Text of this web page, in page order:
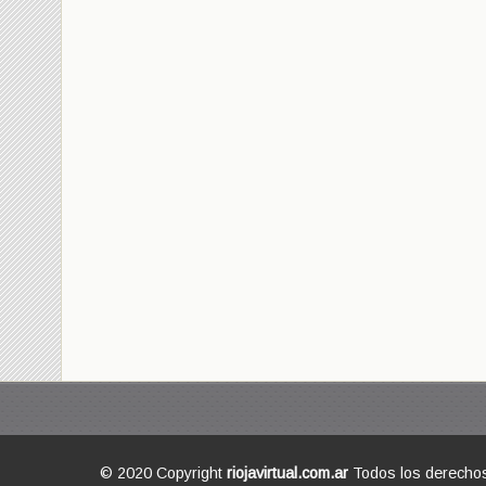
© 2020 Copyright riojavirtual.com.ar Todos los